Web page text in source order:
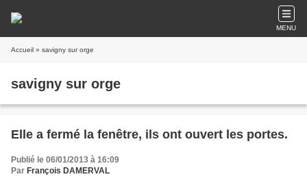
MENU
Accueil » savigny sur orge
savigny sur orge
Elle a fermé la fenêtre, ils ont ouvert les portes.
Publié le 06/01/2013 à 16:09
Par François DAMERVAL